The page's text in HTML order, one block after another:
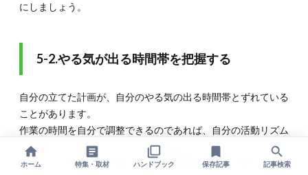
にしましょう。
5-2.やる気が出る時間帯を把握する
自分の立てた計画が、自分のやる気の出る時間帯とずれている
ことがあります。
作業の時間を自分で調整できるのであれば、自分の活動リズム
を意識して、小さなステップを組み込んでみましょう。
例えば、午前中にやる気が出る人は複雑な作業を午前中に組み
ホーム 特集・取材 ハンドブック 保存記事 記事検索